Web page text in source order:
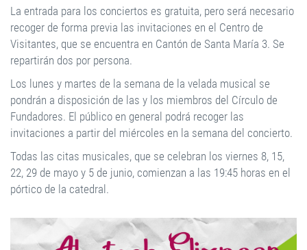
La entrada para los conciertos es gratuita, pero será necesario
recoger de forma previa las invitaciones en el Centro de
Visitantes, que se encuentra en Cantón de Santa María 3. Se
repartirán dos por persona.
Los lunes y martes de la semana de la velada musical se
pondrán a disposición de las y los miembros del Círculo de
Fundadores. El público en general podrá recoger las
invitaciones a partir del miércoles en la semana del concierto.
Todas las citas musicales, que se celebran los viernes 8, 15,
22, 29 de mayo y 5 de junio, comienzan a las 19:45 horas en el
pórtico de la catedral.